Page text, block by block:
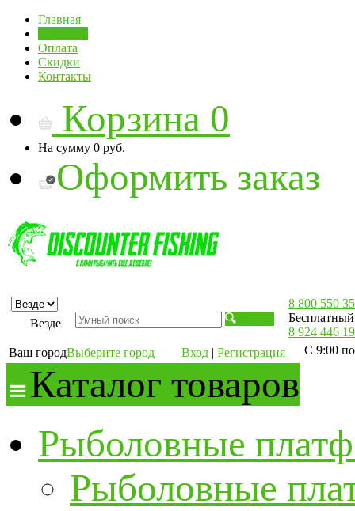
Главная
Оплата
Скидки
Контакты
Корзина 0
На сумму 0 руб.
Оформить заказ
Везде
Ваш городВыберите город Вход | Регистрация
8 800 550
8 924 446
С 9:00
Каталог товаров
Рыболовные
Рыболовные